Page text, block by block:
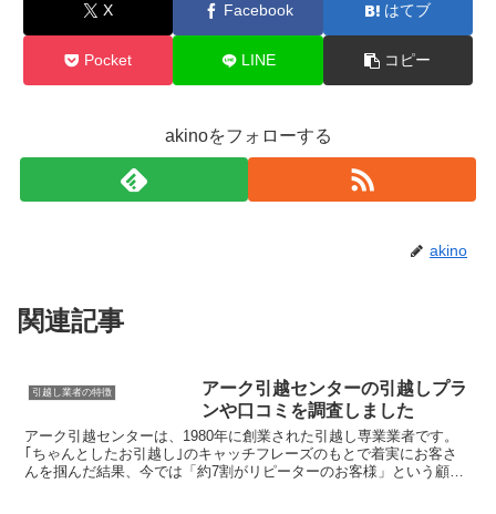
X Facebook はてブ
Pocket LINE コピー
akinoをフォローする
akino
関連記事
引越し業者の特徴
アーク引越センターの引越しプラ
ンや口コミを調査しました
アーク引越センターは、1980年に創業された引越し専業業者です。
｢ちゃんとしたお引越し｣のキャッチフレーズのもとで着実にお客さ
んを掴んだ結果、今では「約7割がリピーターのお客様」という顧客